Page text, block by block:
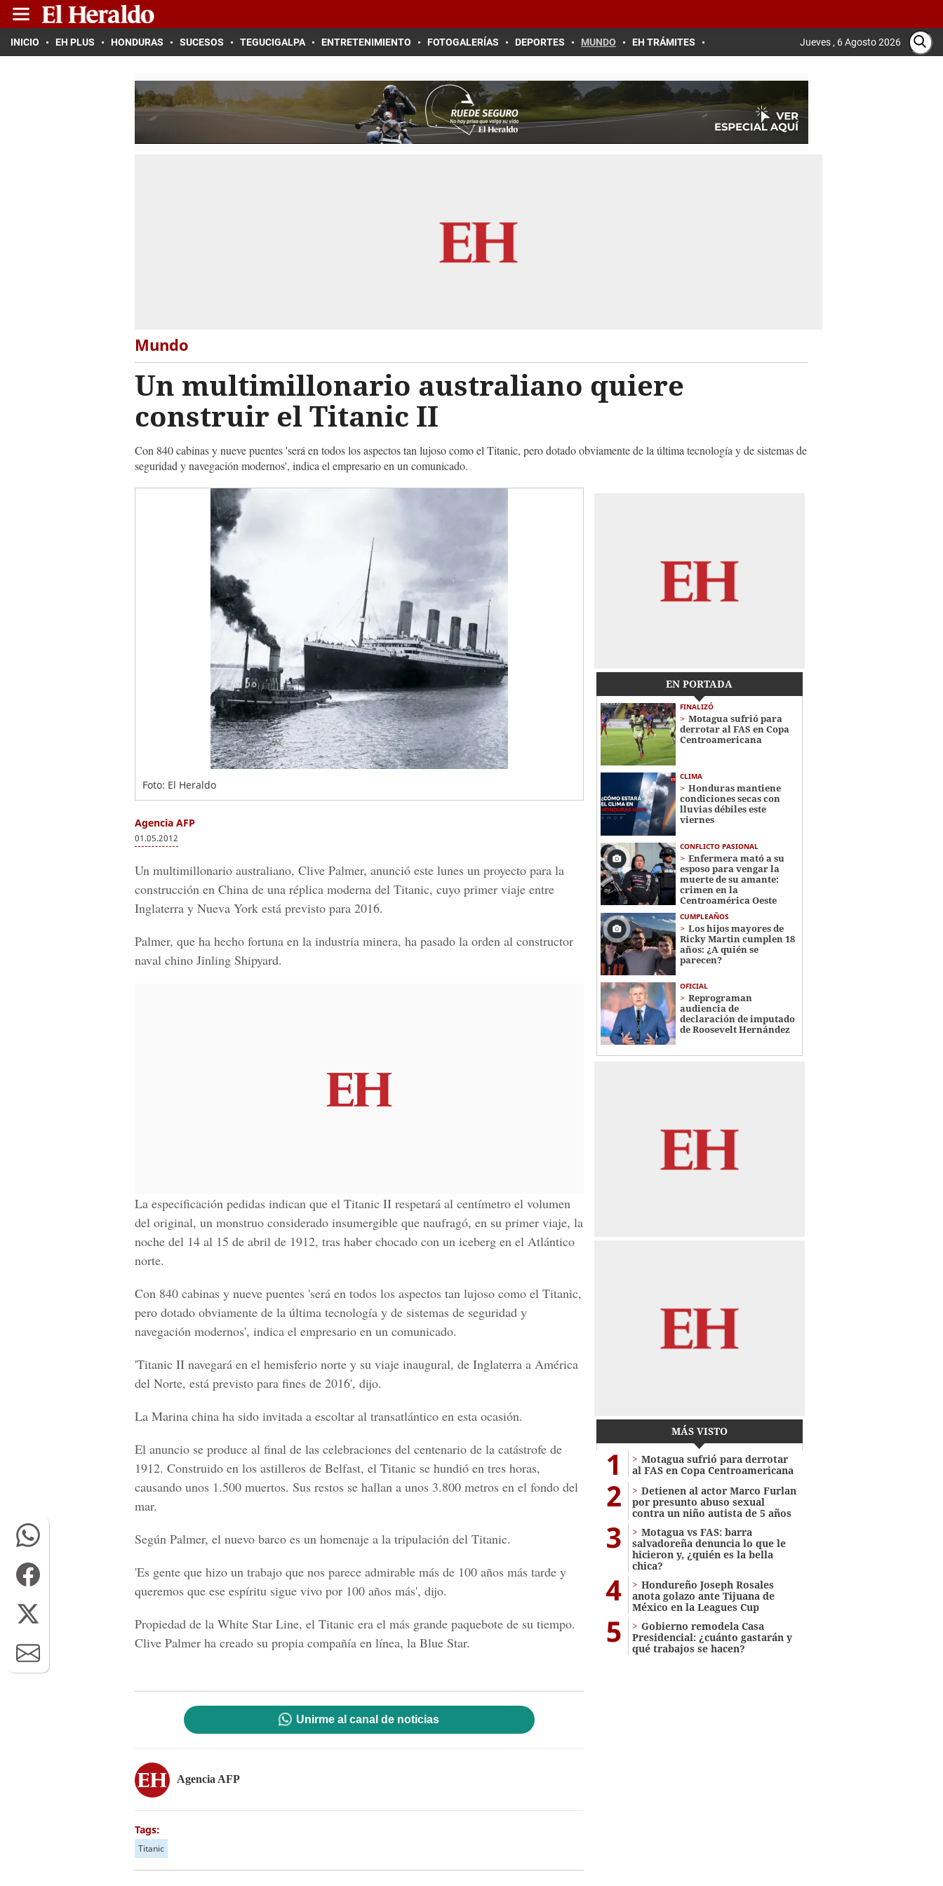
INICIO EH PLUS HONDURAS SUCESOS TEGUCIGALPA ENTRETENIMIENTO FOTOGALERÍAS DEPORTES MUNDO EH TRÁMITES Jueves , 6 Agosto 2026
Mundo
Un multimillonario australiano quiere
construir el Titanic II
Con 840 cabinas y nueve puentes 'será en todos los aspectos tan lujoso como el Titanic, pero dotado obviamente de la última tecnología y de sistemas de
seguridad y navegación modernos', indica el empresario en un comunicado.
Foto: El Heraldo
Agencia AFP
01.05.2012
Un multimillonario australiano, Clive Palmer, anunció este lunes un proyecto para la
construcción en China de una réplica moderna del Titanic, cuyo primer viaje entre
Inglaterra y Nueva York está previsto para 2016.
Palmer, que ha hecho fortuna en la industria minera, ha pasado la orden al constructor
naval chino Jinling Shipyard.
La especificación pedidas indican que el Titanic II respetará al centímetro el volumen
del original, un monstruo considerado insumergible que naufragó, en su primer viaje, la
noche del 14 al 15 de abril de 1912, tras haber chocado con un iceberg en el Atlántico
norte.
Con 840 cabinas y nueve puentes 'será en todos los aspectos tan lujoso como el Titanic,
pero dotado obviamente de la última tecnología y de sistemas de seguridad y
navegación modernos', indica el empresario en un comunicado.
'Titanic II navegará en el hemisferio norte y su viaje inaugural, de Inglaterra a América
del Norte, está previsto para fines de 2016', dijo.
La Marina china ha sido invitada a escoltar al transatlántico en esta ocasión.
El anuncio se produce al final de las celebraciones del centenario de la catástrofe de
1912. Construido en los astilleros de Belfast, el Titanic se hundió en tres horas,
causando unos 1.500 muertos. Sus restos se hallan a unos 3.800 metros en el fondo del
mar.
Según Palmer, el nuevo barco es un homenaje a la tripulación del Titanic.
'Es gente que hizo un trabajo que nos parece admirable más de 100 años más tarde y
queremos que ese espíritu sigue vivo por 100 años más', dijo.
Propiedad de la White Star Line, el Titanic era el más grande paquebote de su tiempo.
Clive Palmer ha creado su propia compañía en línea, la Blue Star.
Unirme al canal de noticias
Agencia AFP
Tags:
Titanic
EN PORTADA
FINALIZÓ
Motagua sufrió para
derrotar al FAS en Copa
Centroamericana
CLIMA
Honduras mantiene
condiciones secas con
lluvias débiles este
viernes
CONFLICTO PASIONAL
Enfermera mató a su
esposo para vengar la
muerte de su amante:
crimen en la
Centroamérica Oeste
CUMPLEAÑOS
Los hijos mayores de
Ricky Martin cumplen 18
años: ¿A quién se
parecen?
OFICIAL
Reprograman
audiencia de
declaración de imputado
de Roosevelt Hernández
MÁS VISTO
1
Motagua sufrió para derrotar
al FAS en Copa Centroamericana
2
Detienen al actor Marco Furlan
por presunto abuso sexual
contra un niño autista de 5 años
3
Motagua vs FAS: barra
salvadoreña denuncia lo que le
hicieron y, ¿quién es la bella
chica?
4
Hondureño Joseph Rosales
anota golazo ante Tijuana de
México en la Leagues Cup
5
Gobierno remodela Casa
Presidencial: ¿cuánto gastarán y
qué trabajos se hacen?